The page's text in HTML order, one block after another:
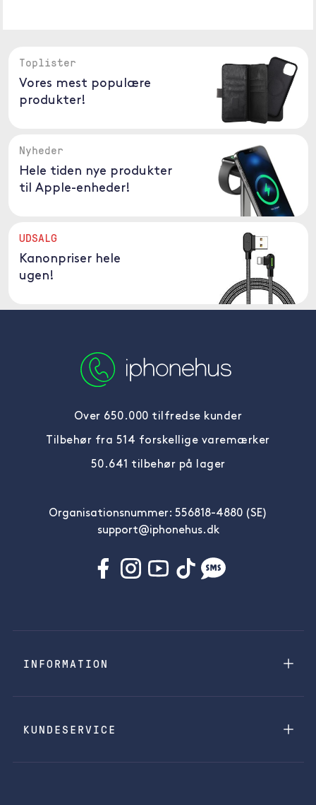
Toplister
Vores mest populære
produkter!
Nyheder
Hele tiden nye produkter
til Apple-enheder!
UDSALG
Kanonpriser hele
ugen!
Over 650.000 tilfredse kunder
Tilbehør fra 514 forskellige varemærker
50.641 tilbehør på lager
Organisationsnummer: 556818-4880 (SE)
support@iphonehus.dk
INFORMATION
KUNDESERVICE